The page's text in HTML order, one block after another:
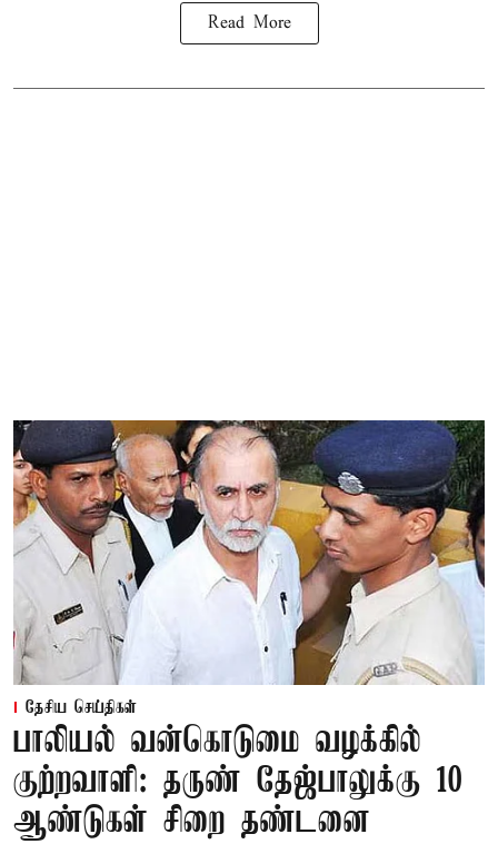
Read More
தேசிய செய்திகள்
பாலியல் வன்கொடுமை வழக்கில்
குற்றவாளி: தருண் தேஜ்பாலுக்கு 10
ஆண்டுகள் சிறை தண்டனை